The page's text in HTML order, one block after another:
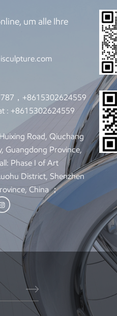
um alle Ihre
，+8615302624559
: +8615302624559
Road, Qiuchang
Guangdong Province,
Phase I of Art
District, Shenzhen
China ；